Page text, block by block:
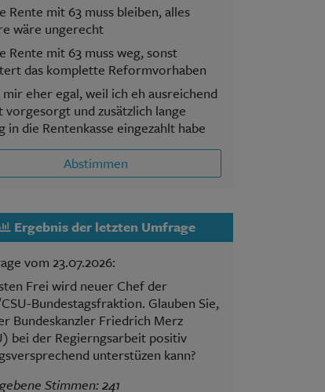
Rente mit 63 muss bleiben, alles
wäre ungerecht
Rente mit 63 muss weg, sonst
das komplette Reformvorhaben
mir eher egal, weil ich eh ausreichend
vorgesorgt und zusätzlich lange
in die Rentenkasse eingezahlt habe
Abstimmen
Ergebnis der letzten Umfrage
vom 23.07.2026:
Frei wird neuer Chef der
Bundestagsfraktion. Glauben Sie,
Bundeskanzler Friedrich Merz
bei der Regierngsarbeit positiv
unterstüzen kann?
Stimmen: 241